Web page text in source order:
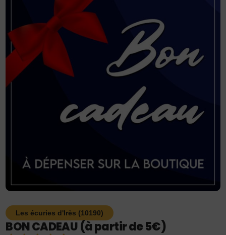
Les écuries d'Irès (10190)
BON CADEAU (à partir de 5€)